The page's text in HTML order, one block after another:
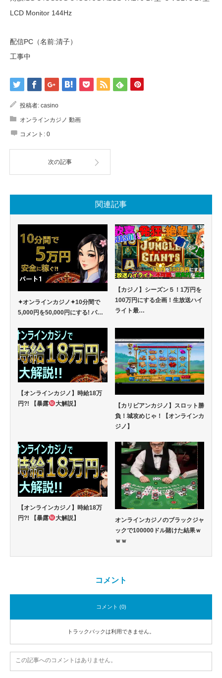
LCD Monitor 144Hz
配信PC（名前:清子）
工事中
投稿者: casino
オンラインカジノ 動画
コメント: 0
次の記事
関連記事
✦オンラインカジノ✦10分間で
5,000円を50,000円にする! パ…
【カジノ】シーズン５！1万円を
100万円にする企画！生放送ハイ
ライト最…
【オンラインカジノ】時給18万
円?! 【暴露
大解説】
【カリビアンカジノ】スロット勝
負！城攻めじゃ！【オンラインカ
ジノ】
【オンラインカジノ】時給18万
円?! 【暴露
大解説】
オンラインカジノのブラックジャ
ックで100000ドル賭けた結果ｗ
ｗｗ
コメント
コメント (0)
トラックバックは利用できません。
この記事へのコメントはありません。